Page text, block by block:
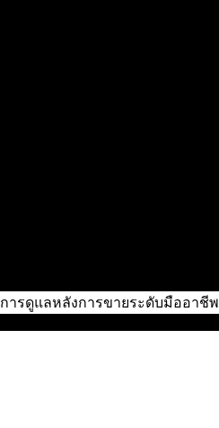
การดูแลหลังการขายระดับมืออาชีพ